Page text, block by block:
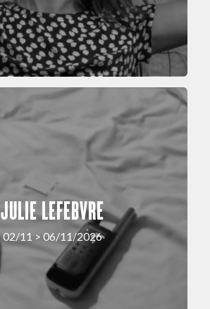
JULIE LEFEBVRE
02/11 > 06/11/2026